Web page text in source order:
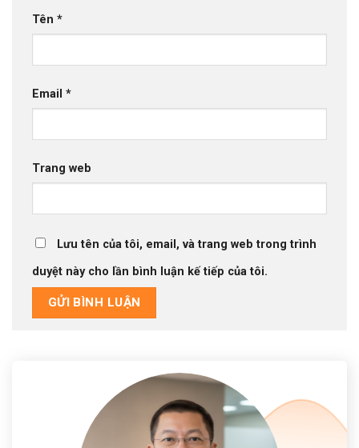
Tên *
Email *
Trang web
Lưu tên của tôi, email, và trang web trong trình
duyệt này cho lần bình luận kế tiếp của tôi.